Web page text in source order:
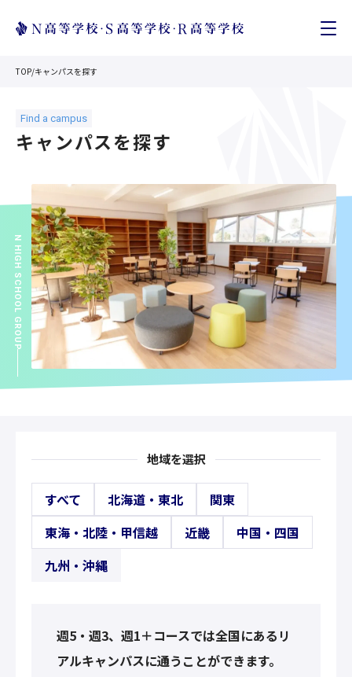
TOP/キャンパスを探す
キャンパスを探す
地域を選択
すべて 北海道・東北
関東
東海・北陸・甲信越
近畿
中国・四国
九州・沖縄
週5・週3、週1＋コースでは全国にあるリ
アルキャンパスに通うことができます。